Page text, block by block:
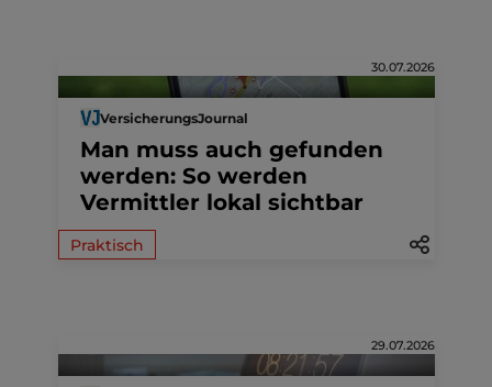
30.07.2026
VersicherungsJournal
Man muss auch gefunden
werden: So werden
Vermittler lokal sichtbar
Praktisch
29.07.2026